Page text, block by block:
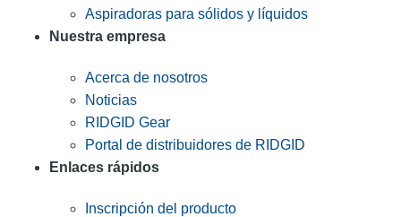
Aspiradoras para sólidos y líquidos
Nuestra empresa
Acerca de nosotros
Noticias
RIDGID Gear
Portal de distribuidores de RIDGID
Enlaces rápidos
Inscripción del producto